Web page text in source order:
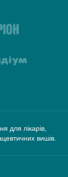
для лікарів,
вишів.